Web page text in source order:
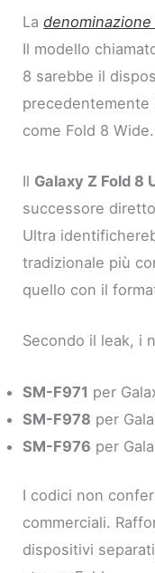
La
Il modello
8 sarebbe il
precedentemente
come Fold 8 Wide.
Il Galaxy Z Fold 8
successore
Ultra
tradizionale più
quello con il
Secondo il leak, i
SM-F971 per
SM-F978 per
SM-F976 per
I codici non
commerciali.
dispositivi